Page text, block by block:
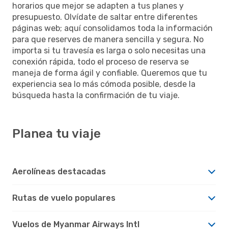
horarios que mejor se adapten a tus planes y
presupuesto. Olvídate de saltar entre diferentes
páginas web; aquí consolidamos toda la información
para que reserves de manera sencilla y segura. No
importa si tu travesía es larga o solo necesitas una
conexión rápida, todo el proceso de reserva se
maneja de forma ágil y confiable. Queremos que tu
experiencia sea lo más cómoda posible, desde la
búsqueda hasta la confirmación de tu viaje.
Planea tu viaje
Aerolíneas destacadas
Rutas de vuelo populares
Vuelos de Myanmar Airways Intl